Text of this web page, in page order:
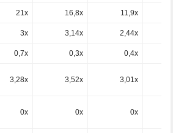
21x 16,8x 11,9x
3x 3,14x 2,44x
0,7x 0,3x 0,4x
3,28x 3,52x 3,01x
0x 0x 0x